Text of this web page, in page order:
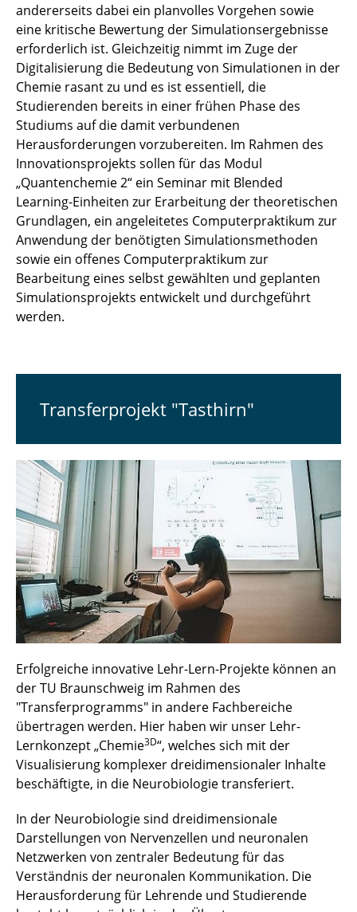
andererseits dabei ein planvolles Vorgehen sowie
eine kritische Bewertung der Simulationsergebnisse
erforderlich ist. Gleichzeitig nimmt im Zuge der
Digitalisierung die Bedeutung von Simulationen in der
Chemie rasant zu und es ist essentiell, die
Studierenden bereits in einer frühen Phase des
Studiums auf die damit verbundenen
Herausforderungen vorzubereiten. Im Rahmen des
Innovationsprojekts sollen für das Modul
„Quantenchemie 2“ ein Seminar mit Blended
Learning-Einheiten zur Erarbeitung der theoretischen
Grundlagen, ein angeleitetes Computerpraktikum zur
Anwendung der benötigten Simulationsmethoden
sowie ein offenes Computerpraktikum zur
Bearbeitung eines selbst gewählten und geplanten
Simulationsprojekts entwickelt und durchgeführt
werden.
Transferprojekt "Tasthirn"
Erfolgreiche innovative Lehr-Lern-Projekte können an
der TU Braunschweig im Rahmen des
"Transferprogramms" in andere Fachbereiche
übertragen werden. Hier haben wir unser Lehr-
Lernkonzept „Chemie3D“, welches sich mit der
Visualisierung komplexer dreidimensionaler Inhalte
beschäftigte, in die Neurobiologie transferiert.
In der Neurobiologie sind dreidimensionale
Darstellungen von Nervenzellen und neuronalen
Netzwerken von zentraler Bedeutung für das
Verständnis der neuronalen Kommunikation. Die
Herausforderung für Lehrende und Studierende